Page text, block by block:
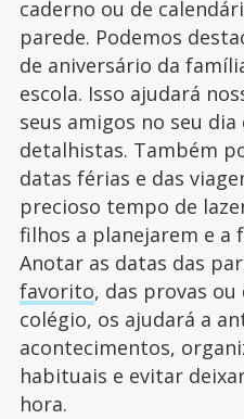
caderno ou de
parede. Podemos
de aniversário da
escola. Isso ajudará
seus amigos no seu
detalhistas. Também
datas férias e das
precioso tempo de
filhos a planejarem e a
Anotar as datas das
favorito, das provas ou
colégio, os ajudará a
acontecimentos,
habituais e evitar
hora.